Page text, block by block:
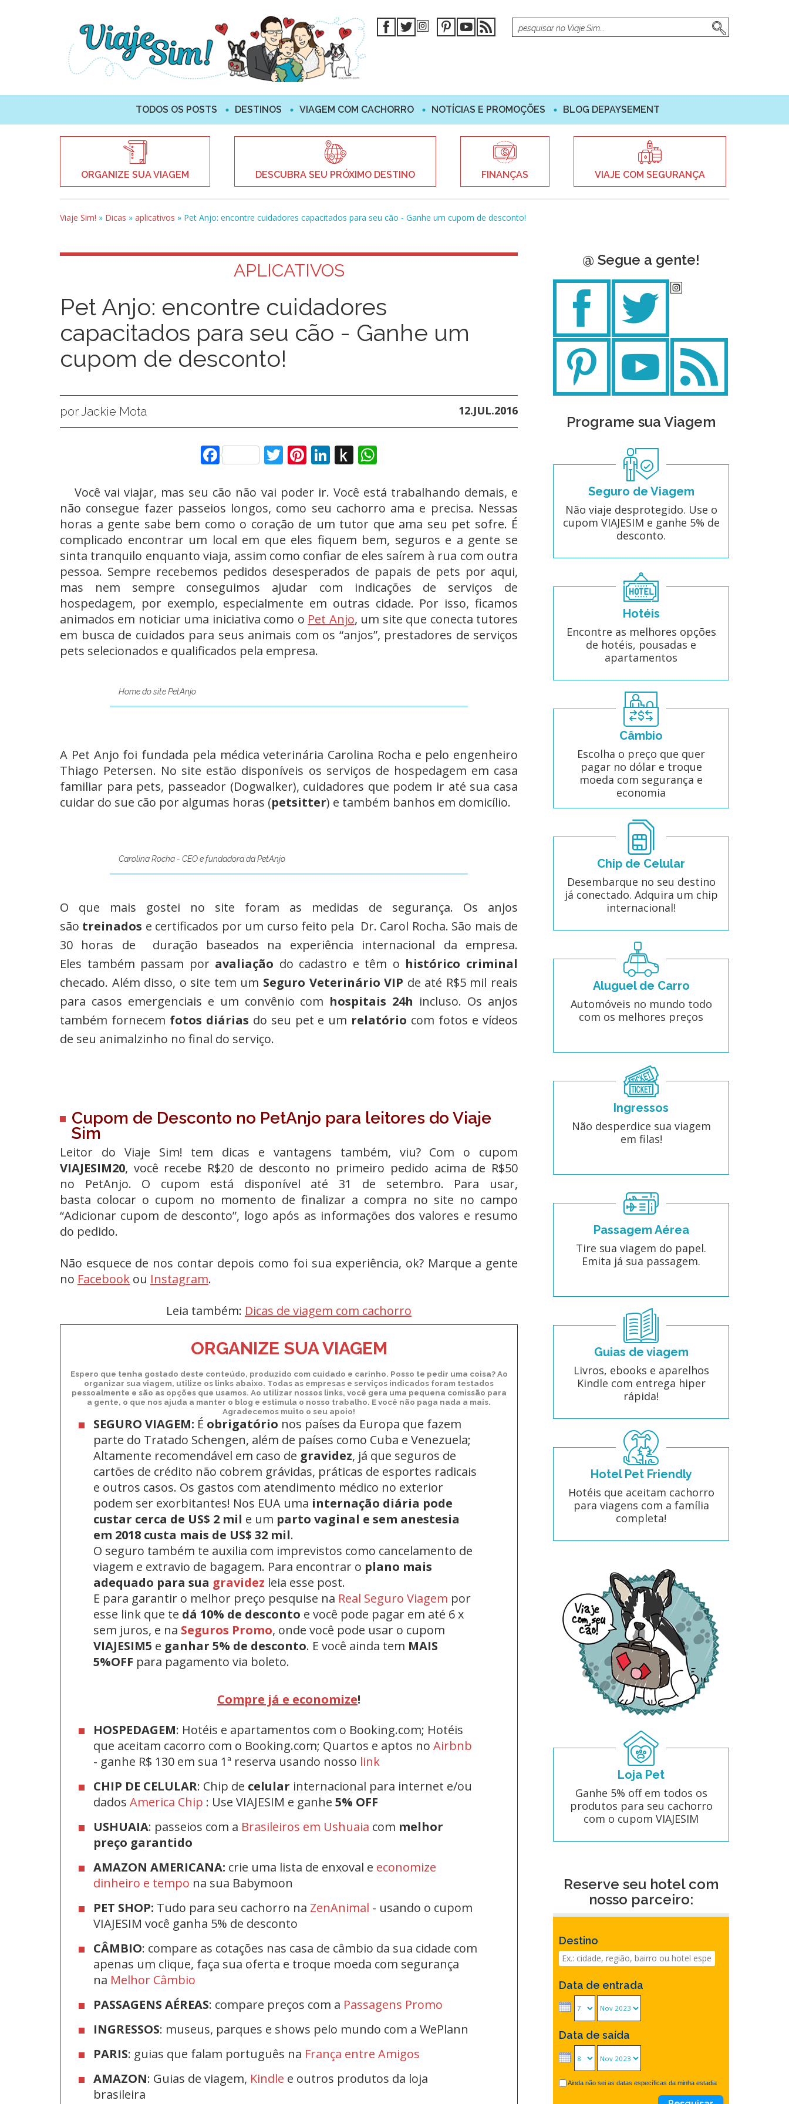
TODOS OS POSTS DESTINOS VIAGEM COM CACHORRO NOTÍCIAS E PROMOÇÕES BLOG DEPAYSEMENT
ORGANIZE SUA VIAGEM DESCUBRA SEU PRÓXIMO DESTINO FINANÇAS VIAJE COM SEGURANÇA
Viaje Sim! » Dicas » aplicativos » Pet Anjo: encontre cuidadores capacitados para seu cão - Ganhe um cupom de desconto!
APLICATIVOS
Pet Anjo: encontre cuidadores
capacitados para seu cão - Ganhe um
cupom de desconto!
por Jackie Mota 12.JUL.2016
FacebookTwitter
Pinterest
LinkedIn
Push
Kindle
Você vai viajar, mas seu cão não vai poder ir. Você está trabalhando demais, e
não consegue fazer passeios longos, como seu cachorro ama e precisa. Nessas
horas a gente sabe bem como o coração de um tutor que ama seu pet sofre. É
complicado encontrar um local em que eles fiquem bem, seguros e a gente se
sinta tranquilo enquanto viaja, assim como confiar de eles saírem à rua com outra
pessoa. Sempre recebemos pedidos desesperados de papais de pets por aqui,
mas nem sempre conseguimos ajudar com indicações de serviços de
hospedagem, por exemplo, especialmente em outras cidade. Por isso, ficamos
animados em noticiar uma iniciativa como o Pet Anjo, um site que conecta tutores
em busca de cuidados para seus animais com os “anjos”, prestadores de serviços
pets selecionados e qualificados pela empresa.
Home do site PetAnjo
A Pet Anjo foi fundada pela médica veterinária Carolina Rocha e pelo engenheiro
Thiago Petersen. No site estão disponíveis os serviços de hospedagem em casa
familiar para pets, passeador(Dogwalker), cuidadores que podem ir até sua casa
cuidar do sue cão por algumas horas (petsitter) e também banhos em domicílio.
Carolina Rocha - CEO e fundadora da PetAnjo
O que mais gostei no site foram as medidas de segurança. Os anjos
são treinados e certificados por um curso feito pela Dr. Carol Rocha. São mais de
30 horas de duração baseados na experiência internacional da empresa.
Eles também passam por avaliação do cadastro e têm o histórico criminal
checado. Além disso, o site tem um Seguro Veterinário VIP de até R$5 mil reais
para casos emergenciais e um convênio com hospitais 24h incluso. Os anjos
também fornecem fotos diárias do seu pet e um relatório com fotos e vídeos
de seu animalzinho no final do serviço.
Cupom de Desconto no PetAnjo para leitores do Viaje
Sim
Leitor do Viaje Sim! tem dicas e vantagens também, viu? Com o cupom
VIAJESIM20, você recebe R$20 de desconto no primeiro pedido acima de R$50
no PetAnjo. O cupom está disponível até 31 de setembro. Para usar,
basta colocar o cupom no momento de finalizar a compra no site no campo
“Adicionar cupom de desconto”, logo após as informações dos valores e resumo
do pedido.
Não esquece de nos contar depois como foi sua experiência, ok? Marque a gente
no Facebook ou Instagram.
Leia também: Dicas de viagem com cachorro
ORGANIZE SUA VIAGEM
Espero que tenha gostado deste conteúdo, produzido com cuidado e carinho. Posso te pedir uma coisa? Ao
organizar sua viagem, utilize os links abaixo. Todas as empresas e serviços indicados foram testados
pessoalmente e são as opções que usamos. Ao utilizar nossos links, você gera uma pequena comissão para
a gente, o que nos ajuda a manter o blog e estimula o nosso trabalho. E você não paga nada a mais.
Agradecemos muito o seu apoio!
SEGURO VIAGEM: É obrigatório nos países da Europa que fazem
parte do Tratado Schengen, além de países como Cuba e Venezuela;
Altamente recomendável em caso de gravidez, já que seguros de
cartões de crédito não cobrem grávidas, práticas de esportes radicais
e outros casos. Os gastos com atendimento médico no exterior
podem ser exorbitantes! Nos EUA uma internação diária pode
custar cerca de US$ 2 mil e um parto vaginal e sem anestesia
em 2018 custa mais de US$ 32 mil.
O seguro também te auxilia com imprevistos como cancelamento de
viagem e extravio de bagagem. Para encontrar o plano mais
adequado para sua gravidez leia esse post.
E para garantir o melhor preço pesquise na Real Seguro Viagem por
esse link que te dá 10% de desconto e você pode pagar em até 6 x
sem juros, e na Seguros Promo, onde você pode usar o cupom
VIAJESIM5 e ganhar 5% de desconto. E você ainda tem MAIS
5%OFF para pagamento via boleto.
Compre já e economize!
HOSPEDAGEM: Hotéis e apartamentos com o Booking.com; Hotéis
que aceitam cacorro com o Booking.com; Quartos e aptos no Airbnb
- ganhe R$ 130 em sua 1ª reserva usando nosso link
CHIP DE CELULAR: Chip de celular internacional para internet e/ou
dados America Chip : Use VIAJESIM e ganhe 5% OFF
USHUAIA: passeios com a Brasileiros em Ushuaia com melhor
preço garantido
AMAZON AMERICANA: crie uma lista de enxoval e economize
dinheiro e tempo na sua Babymoon
PET SHOP: Tudo para seu cachorro na ZenAnimal - usando o cupom
VIAJESIM você ganha 5% de desconto
CÂMBIO: compare as cotações nas casa de câmbio da sua cidade com
apenas um clique, faça sua oferta e troque moeda com segurança
na Melhor Câmbio
PASSAGENS AÉREAS: compare preços com a Passagens Promo
INGRESSOS: museus, parques e shows pelo mundo com a WePlann
PARIS: guias que falam português na França entre Amigos
AMAZON: Guias de viagem, Kindle e outros produtos da loja
brasileira
@ Segue a gente!
Programe sua Viagem
Seguro de Viagem
Não viaje desprotegido. Use o
cupom VIAJESIM e ganhe 5% de
desconto.
Hotéis
Encontre as melhores opções
de hotéis, pousadas e
apartamentos
Câmbio
Escolha o preço que quer
pagar no dólar e troque
moeda com segurança e
economia
Chip de Celular
Desembarque no seu destino
já conectado. Adquira um chip
internacional!
Aluguel de Carro
Automóveis no mundo todo
com os melhores preços
Ingressos
Não desperdice sua viagem
em filas!
Passagem Aérea
Tire sua viagem do papel.
Emita já sua passagem.
Guias de viagem
Livros, ebooks e aparelhos
Kindle com entrega hiper
rápida!
Hotel Pet Friendly
Hotéis que aceitam cachorro
para viagens com a família
completa!
Loja Pet
Ganhe 5% off em todos os
produtos para seu cachorro
com o cupom VIAJESIM
Reserve seu hotel com
nosso parceiro:
Destino
Data de entrada
Data de saída
Ainda não sei as datas específicas da minha estadia